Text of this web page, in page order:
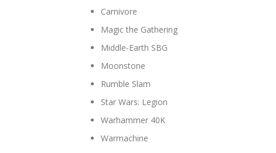
Carnivore
Magic the Gathering
Middle-Earth SBG
Moonstone
Rumble Slam
Star Wars: Legion
Warhammer 40K
Warmachine